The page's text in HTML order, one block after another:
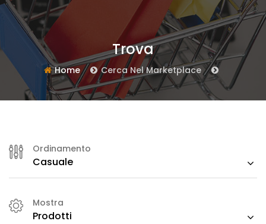
Trova
Home Cerca Nel Marketplace
Ordinamento
Casuale
Mostra
Prodotti